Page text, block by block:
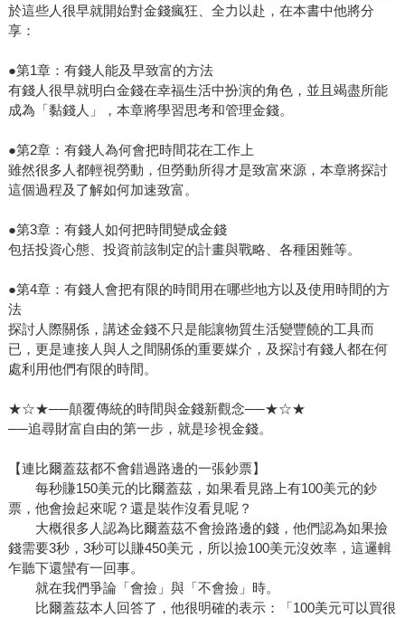
於這些人很早就開始對金錢瘋狂、全力以赴，在本書中他將分
享：
●第1章：有錢人能及早致富的方法
有錢人很早就明白金錢在幸福生活中扮演的角色，並且竭盡所能
成為「黏錢人」，本章將學習思考和管理金錢。
●第2章：有錢人為何會把時間花在工作上
雖然很多人都輕視勞動，但勞動所得才是致富來源，本章將探討
這個過程及了解如何加速致富。
●第3章：有錢人如何把時間變成金錢
包括投資心態、投資前該制定的計畫與戰略、各種困難等。
●第4章：有錢人會把有限的時間用在哪些地方以及使用時間的方
法
探討人際關係，講述金錢不只是能讓物質生活變豐饒的工具而
已，更是連接人與人之間關係的重要媒介，及探討有錢人都在何
處利用他們有限的時間。
★☆★──顛覆傳統的時間與金錢新觀念──★☆★
──追尋財富自由的第一步，就是珍視金錢。
【連比爾蓋茲都不會錯過路邊的一張鈔票】
每秒賺150美元的比爾蓋茲，如果看見路上有100美元的鈔
票，他會撿起來呢？還是裝作沒看見呢？
大概很多人認為比爾蓋茲不會撿路邊的錢，他們認為如果撿
錢需要3秒，3秒可以賺450美元，所以撿100美元沒效率，這邏輯
乍聽下還蠻有一回事。
就在我們爭論「會撿」與「不會撿」時。
比爾蓋茲本人回答了，他很明確的表示：「100美元可以買很